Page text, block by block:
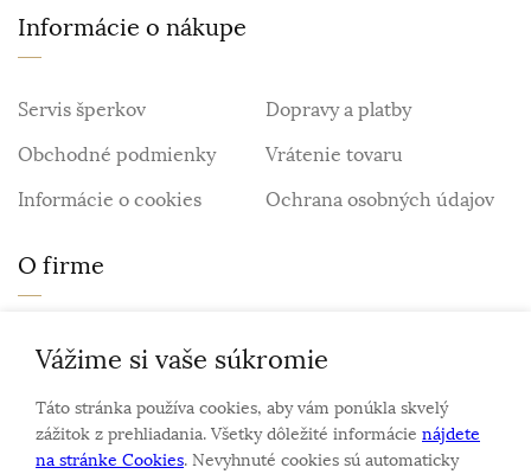
Informácie o nákupe
Servis šperkov
Dopravy a platby
Obchodné podmienky
Vrátenie tovaru
Informácie o cookies
Ochrana osobných údajov
O firme
Personalizovaný šperk
O nás
Vážime si vaše súkromie
Táto stránka používa cookies, aby vám ponúkla skvelý
zážitok z prehliadania. Všetky dôležité informácie nájdete
na stránke Cookies. Nevyhnuté cookies sú automaticky